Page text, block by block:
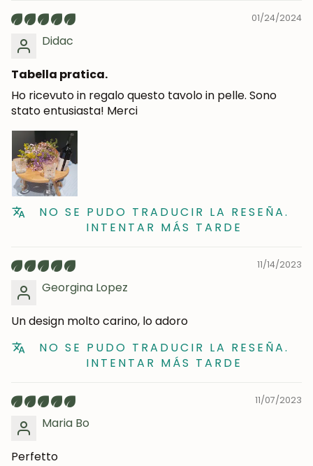
01/24/2024
Didac
Tabella pratica.
Ho ricevuto in regalo questo tavolo in pelle. Sono
stato entusiasta! Merci
NO SE PUDO TRADUCIR LA RESEÑA.
INTENTAR MÁS TARDE
11/14/2023
Georgina Lopez
Un design molto carino, lo adoro
NO SE PUDO TRADUCIR LA RESEÑA.
INTENTAR MÁS TARDE
11/07/2023
Maria Bo
Perfetto
UNISCITI ALLA NOSTRA
Novità e vantaggi riservati agli iscritti.